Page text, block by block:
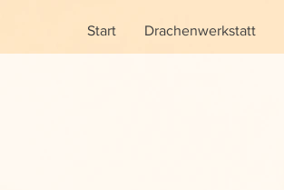
Start Drachenwerkstatt